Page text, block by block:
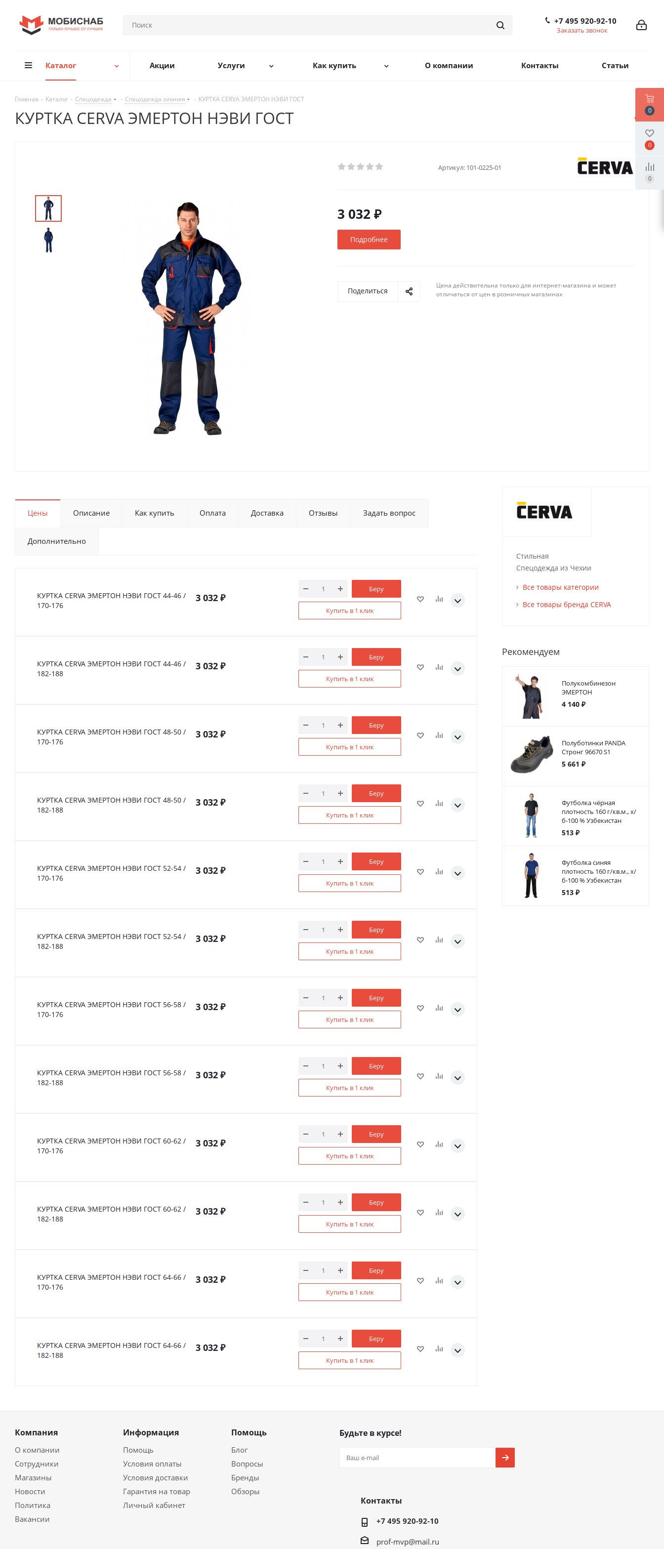
+7 495 920-92-10
Заказать звонок
Каталог Акции Услуги Как купить О компании Контакты Статьи
Главная - Каталог - Спецодежда - Спецодежда зимняя - КУРТКА CERVA ЭМЕРТОН НЭВИ ГОСТ
КУРТКА CERVA ЭМЕРТОН НЭВИ ГОСТ
Артикул: 101-0225-01
3 032 ₽
Подробнее
Поделиться
Цена действительна только для интернет-магазина и может
отличаться от цен в розничных магазинах
Цены Описание Как купить Оплата Доставка Отзывы Задать вопрос
Дополнительно
КУРТКА CERVA ЭМЕРТОН НЭВИ ГОСТ 44-46 /
170-176
3 032 ₽
Беру
Купить в 1 клик
КУРТКА CERVA ЭМЕРТОН НЭВИ ГОСТ 44-46 /
182-188
3 032 ₽
Беру
Купить в 1 клик
КУРТКА CERVA ЭМЕРТОН НЭВИ ГОСТ 48-50 /
170-176
3 032 ₽
Беру
Купить в 1 клик
КУРТКА CERVA ЭМЕРТОН НЭВИ ГОСТ 48-50 /
182-188
3 032 ₽
Беру
Купить в 1 клик
КУРТКА CERVA ЭМЕРТОН НЭВИ ГОСТ 52-54 /
170-176
3 032 ₽
Беру
Купить в 1 клик
КУРТКА CERVA ЭМЕРТОН НЭВИ ГОСТ 52-54 /
182-188
3 032 ₽
Беру
Купить в 1 клик
КУРТКА CERVA ЭМЕРТОН НЭВИ ГОСТ 56-58 /
170-176
3 032 ₽
Беру
Купить в 1 клик
КУРТКА CERVA ЭМЕРТОН НЭВИ ГОСТ 56-58 /
182-188
3 032 ₽
Беру
Купить в 1 клик
КУРТКА CERVA ЭМЕРТОН НЭВИ ГОСТ 60-62 /
170-176
3 032 ₽
Беру
Купить в 1 клик
КУРТКА CERVA ЭМЕРТОН НЭВИ ГОСТ 60-62 /
182-188
3 032 ₽
Беру
Купить в 1 клик
КУРТКА CERVA ЭМЕРТОН НЭВИ ГОСТ 64-66 /
170-176
3 032 ₽
Беру
Купить в 1 клик
КУРТКА CERVA ЭМЕРТОН НЭВИ ГОСТ 64-66 /
182-188
3 032 ₽
Беру
Купить в 1 клик
Стильная
Спецодежда из Чехии
Все товары категории
Все товары бренда CERVA
Рекомендуем
Полукомбинезон
ЭМЕРТОН
4 140 ₽
Полуботинки PANDA
Стронг 96670 S1
5 661 ₽
Футболка чёрная
плотность 160 г/кв.м., х/
б-100 % Узбекистан
513 ₽
Футболка синяя
плотность 160 г/кв.м., х/
б-100 % Узбекистан
513 ₽
Компания
О компании
Сотрудники
Магазины
Новости
Политика
Вакансии
Информация
Помощь
Условия оплаты
Условия доставки
Гарантия на товар
Личный кабинет
Помощь
Блог
Вопросы
Бренды
Обзоры
Будьте в курсе!
Контакты
+7 495 920-92-10
prof-mvp@mail.ru
0
0
0